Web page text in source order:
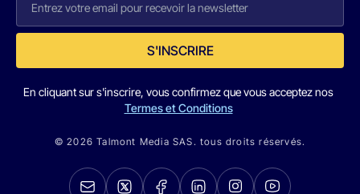
S'INSCRIRE
En cliquant sur s'inscrire, vous confirmez que vous acceptez nos
Termes et Conditions
© 2026 Talmont Media SAS. tous droits réservés.